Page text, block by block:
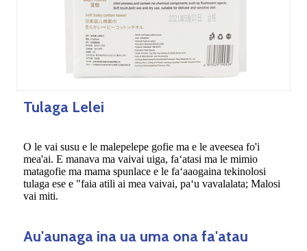
Tulaga Lelei
O le vai susu e le malepelepe gofie ma e le aveesea fo'i
mea'ai. E manava ma vaivai uiga, faʻatasi ma le mimio
matagofie ma mama spunlace e le faʻaaogaina tekinolosi
tulaga ese e "faia atili ai mea vaivai, paʻu vavalalata; Malosi
vai miti.
Au'aunaga ina ua uma ona fa'atau